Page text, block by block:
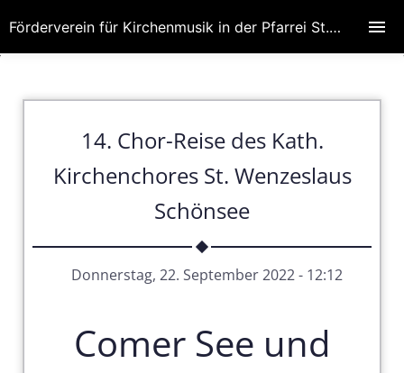
14. Chor-Reise des Kath.
Kirchenchores St. Wenzeslaus
Schönsee
Donnerstag, 22. September 2022 - 12:12
Comer See und
Förderverein für Kirchenmusik in der Pfarrei St. Wenzeslaus